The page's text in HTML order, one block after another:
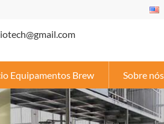
Equipamentos Brew Sobre nós